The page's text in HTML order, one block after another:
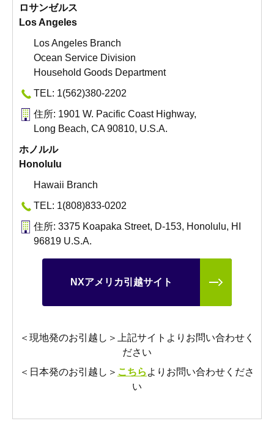
ロサンゼルス
Los Angeles
Los Angeles Branch
Ocean Service Division
Household Goods Department
TEL: 1(562)380-2202
住所: 1901 W. Pacific Coast Highway,
Long Beach, CA 90810, U.S.A.
ホノルル
Honolulu
Hawaii Branch
TEL: 1(808)833-0202
住所: 3375 Koapaka Street, D-153, Honolulu, HI
96819 U.S.A.
NXアメリカ引越サイト
＜現地発のお引越し＞上記サイトよりお問い合わせく
ださい
＜日本発のお引越し＞ こちら よりお問い合わせくださ
い